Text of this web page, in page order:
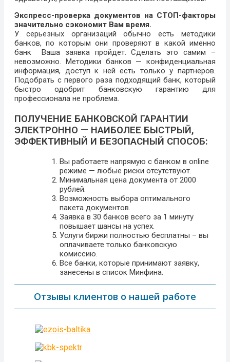
Экспресс-проверка документов на СТОП-факторы
значительно сэкономит Вам время.
У серьезных организаций обычно есть методики
банков, по которым они проверяют в какой именно
банк Ваша заявка пройдет. Сделать это самим –
невозможно. Методики банков — конфиденциальная
информация, доступ к ней есть только у партнеров.
Подобрать с первого раза подходящий банк, который
быстро одобрит банковскую гарантию для
профессионала не проблема.
ПОЛУЧЕНИЕ БАНКОВСКОЙ ГАРАНТИИ
ЭЛЕКТРОННО — НАИБОЛЕЕ БЫСТРЫЙ,
ЭФФЕКТИВНЫЙ И БЕЗОПАСНЫЙ СПОСОБ:
Вы работаете напрямую с банком в online
режиме — любые риски отсутствуют.
Минимальная цена документа от 2000
рублей.
Возможность выбора оптимального
пакета документов.
Заявка в 30 банков всего за 1 минуту
повышает шансы на успех.
Услуги биржи полностью бесплатны – вы
оплачиваете только банковскую
комиссию.
Все банки, которые принимают заявку,
занесены в список Минфина.
Отзывы клиентов о нашей работе